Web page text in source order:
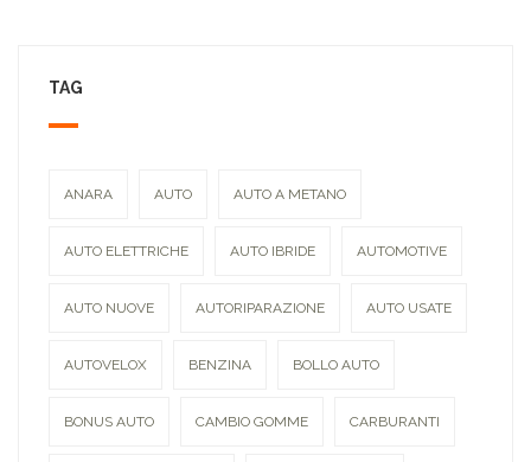
TAG
ANARA AUTO AUTO A METANO
AUTO ELETTRICHE AUTO IBRIDE AUTOMOTIVE
AUTO NUOVE AUTORIPARAZIONE AUTO USATE
AUTOVELOX BENZINA BOLLO AUTO
BONUS AUTO CAMBIO GOMME CARBURANTI